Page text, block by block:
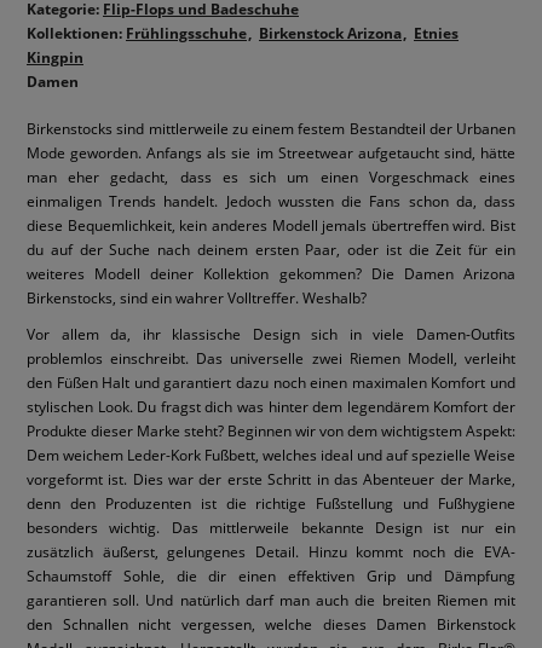
Kategorie: Flip-Flops und Badeschuhe
Kollektionen: Frühlingsschuhe Birkenstock Arizona
Etnies
Kingpin
Damen
Birkenstocks sind mittlerweile zu einem festem Bestandteil der Urbanen
Mode geworden. Anfangs als sie im Streetwear aufgetaucht sind, hätte
man eher gedacht, dass es sich um einen Vorgeschmack eines
einmaligen Trends handelt. Jedoch wussten die Fans schon da, dass
diese Bequemlichkeit, kein anderes Modell jemals übertreffen wird. Bist
du auf der Suche nach deinem ersten Paar, oder ist die Zeit für ein
weiteres Modell deiner Kollektion gekommen? Die Damen Arizona
Birkenstocks, sind ein wahrer Volltreffer. Weshalb?
Vor allem da, ihr klassische Design sich in viele Damen-Outfits
problemlos einschreibt. Das universelle zwei Riemen Modell, verleiht
den Füßen Halt und garantiert dazu noch einen maximalen Komfort und
stylischen Look. Du fragst dich was hinter dem legendärem Komfort der
Produkte dieser Marke steht? Beginnen wir von dem wichtigstem Aspekt:
Dem weichem Leder-Kork Fußbett, welches ideal und auf spezielle Weise
vorgeformt ist. Dies war der erste Schritt in das Abenteuer der Marke,
denn den Produzenten ist die richtige Fußstellung und Fußhygiene
besonders wichtig. Das mittlerweile bekannte Design ist nur ein
zusätzlich äußerst, gelungenes Detail. Hinzu kommt noch die EVA-
Schaumstoff Sohle, die dir einen effektiven Grip und Dämpfung
garantieren soll. Und natürlich darf man auch die breiten Riemen mit
den Schnallen nicht vergessen, welche dieses Damen Birkenstock